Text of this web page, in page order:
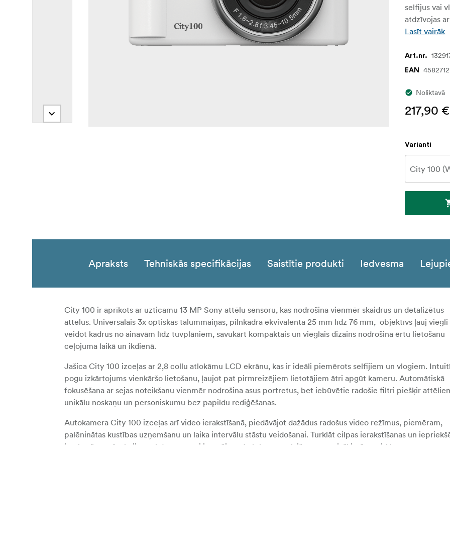
selfijus vai
atdzīvojas
Lasīt vairāk
Art.nr.
EAN
Noliktavā
217,90 €
Varianti
Apraksts Tehniskās specifikācijas Saistītie produkti Iedvesma
City 100 ir aprīkots ar uzticamu 13 MP Sony attēlu sensoru, kas nodrošina vienmēr skaidrus un detalizētus
attēlus. Universālais 3x optiskās tālummaiņas, pilnkadra ekvivalenta 25 mm līdz 76 mm, objektīvs ļauj viegli
veidot kadrus no ainavām līdz tuvplāniem, savukārt kompaktais un vieglais dizains nodrošina ērtu lietošanu
ceļojuma laikā un ikdienā.
Jašica City 100 izceļas ar 2,8 collu atlokāmu LCD ekrānu, kas ir ideāli piemērots selfijiem un vlogiem.
pogu izkārtojums vienkāršo lietošanu, ļaujot pat pirmreizējiem lietotājiem ātri apgūt kameru. Automātiskā
fokusēšana ar sejas noteikšanu vienmēr nodrošina asus portretus, bet iebūvētie radošie filtri piešķir
unikālu noskaņu un personiskumu bez papildu rediģēšanas.
Autokamera City 100 izceļas arī video ierakstīšanā, piedāvājot dažādus radošus video režīmus, piemēram,
palēninātas kustības uzņemšanu un laika intervālu stāstu veidošanai. Turklāt cilpas ierakstīšanas un
ierakstīšanas funkcijas palīdz spontāni iemūžināt darbību, nepalaižot garām izšķirošos mirkļus.